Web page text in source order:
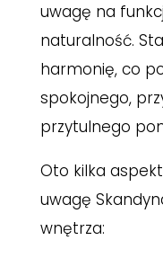
uwagę na
naturalność.
harmonię, co
spokojnego,
przytulnego
Oto kilka
uwagę
wnętrza: